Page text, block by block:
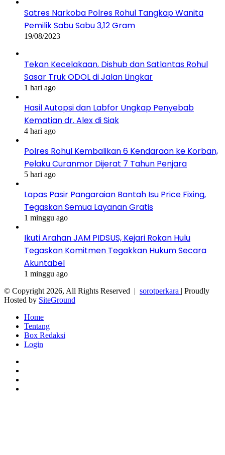
Satres Narkoba Polres Rohul Tangkap Wanita
Pemilik Sabu Sabu 3,12 Gram
19/08/2023
Tekan Kecelakaan, Dishub dan Satlantas Rohul
Sasar Truk ODOL di Jalan Lingkar
1 hari ago
Hasil Autopsi dan Labfor Ungkap Penyebab
Kematian dr. Alex di Siak
4 hari ago
Polres Rohul Kembalikan 6 Kendaraan ke Korban,
Pelaku Curanmor Dijerat 7 Tahun Penjara
5 hari ago
Lapas Pasir Pangaraian Bantah Isu Price Fixing,
Tegaskan Semua Layanan Gratis
1 minggu ago
Ikuti Arahan JAM PIDSUS, Kejari Rokan Hulu
Tegaskan Komitmen Tegakkan Hukum Secara
Akuntabel
1 minggu ago
© Copyright 2026, All Rights Reserved | sorotperkara | Proudly
Hosted by SiteGround
Home
Tentang
Box Redaksi
Login